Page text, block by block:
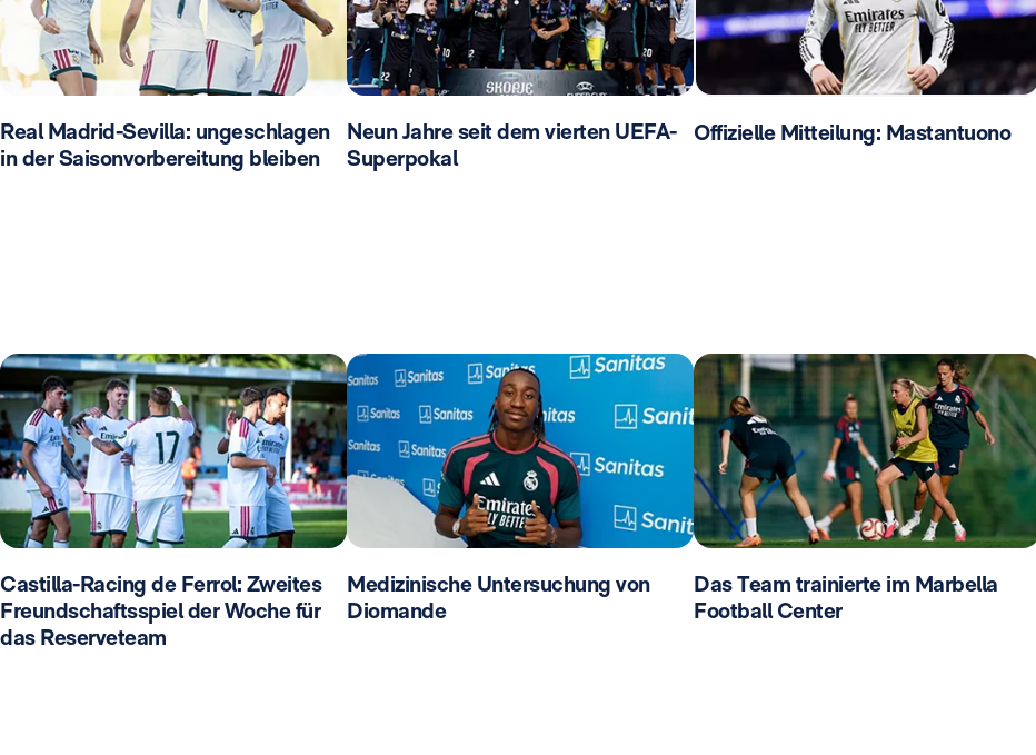
Real Madrid-Sevilla: ungeschlagen
in der Saisonvorbereitung bleiben
Neun Jahre seit dem vierten UEFA-
Superpokal
Offizielle Mitteilung: Mastantuono
Castilla-Racing de Ferrol: Zweites
Freundschaftsspiel der Woche für
das Reserveteam
Medizinische Untersuchung von
Diomande
Das Team trainierte im Marbella
Football Center